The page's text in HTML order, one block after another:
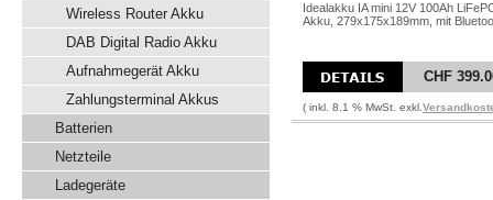
Wireless Router Akku
DAB Digital Radio Akku
Aufnahmegerät Akku
Zahlungsterminal Akkus
Batterien
Netzteile
Ladegeräte
Idealakku IA mini 12V 100Ah
Akku, 279x175x189mm, mit
CHF
( inkl. 8.1 % MwSt. exkl.